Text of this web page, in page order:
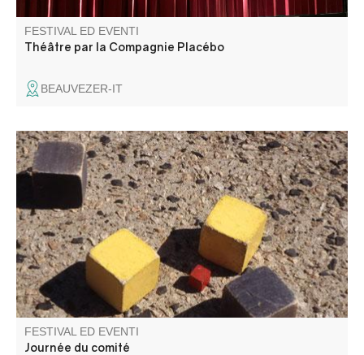
FESTIVAL ED EVENTI
Théâtre par la Compagnie Placébo
BEAUVEZER-IT
Venite a godervi la giornata del Comitato del Festival e
partecipate alla gara di bocce sul campo di bocce. Bar e
musica per tutto il giorno.
FESTIVAL ED EVENTI
Journée du comité